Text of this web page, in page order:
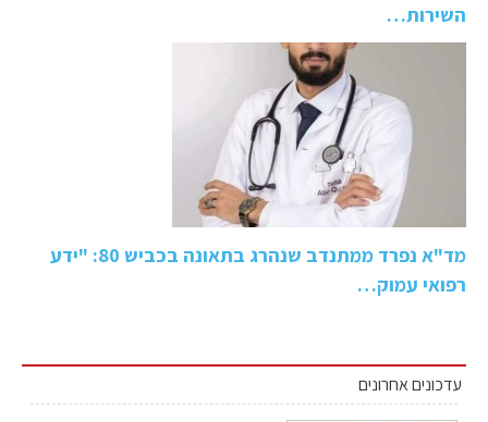
השירות…
מד"א נפרד ממתנדב שנהרג בתאונה בכביש 80: "ידע
רפואי עמוק…
עדכונים אחרונים